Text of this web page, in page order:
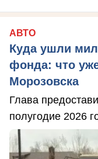
АВТО
Куда ушли
фонда: что
Морозовска
Глава
полугодие 2026